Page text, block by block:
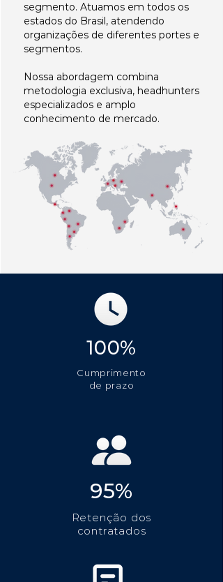
segmento. Atuamos em todos os
estados do Brasil, atendendo
organizações de diferentes portes e
segmentos.
Nossa abordagem combina
metodologia exclusiva, headhunters
especializados e amplo
conhecimento de mercado.
100%
Cumprimento
de prazo
95%
Retenção dos
contratados